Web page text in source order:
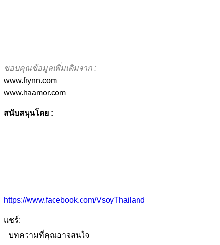
ขอบคุณข้อมูลเพิ่มเติมจาก :
www.frynn.com
www.haamor.com
สนับสนุนโดย :
https://www.facebook.com/VsoyThailand
แชร์:
บทความที่คุณอาจสนใจ